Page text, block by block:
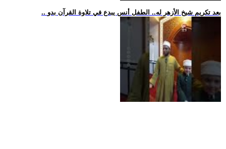
.. بعد تكريم شيخ الأزهر له.. الطفل أنس يبدع في تلاوة القرآن بدو